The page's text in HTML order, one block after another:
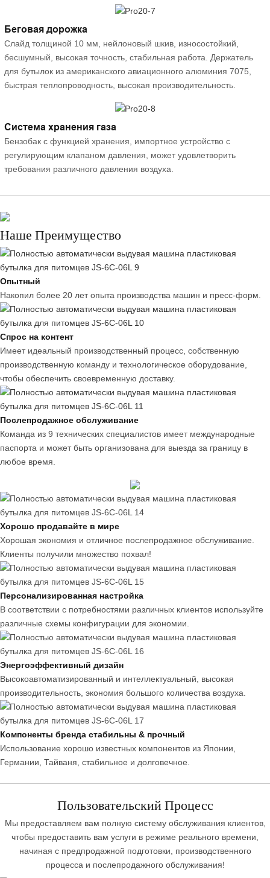
Беговая дорожка
Слайд толщиной 10 мм, нейлоновый шкив, износостойкий,
бесшумный, высокая точность, стабильная работа. Держатель
для бутылок из американского авиационного алюминия 7075,
быстрая теплопроводность, высокая производительность.
Система хранения газа
Бензобак с функцией хранения, импортное устройство с
регулирующим клапаном давления, может удовлетворить
требования различного давления воздуха.
Наше Преимущество
Опытный
Накопил более 20 лет опыта производства машин и пресс-форм.
Спрос на контент
Имеет идеальный производственный процесс, собственную
производственную команду и технологическое оборудование,
чтобы обеспечить своевременную доставку.
Послепродажное обслуживание
Команда из 9 технических специалистов имеет международные
паспорта и может быть организована для выезда за границу в
любое время.
Хорошо продавайте в мире
Хорошая экономия и отличное послепродажное обслуживание.
Клиенты получили множество похвал!
Персонализированная настройка
В соответствии с потребностями различных клиентов используйте
различные схемы конфигурации для экономии.
Энергоэффективный дизайн
Высокоавтоматизированный и интеллектуальный, высокая
производительность, экономия большого количества воздуха.
Компоненты бренда стабильны & прочный
Использование хорошо известных компонентов из Японии,
Германии, Тайваня, стабильное и долговечное.
Пользовательский Процесс
Мы предоставляем вам полную систему обслуживания клиентов,
чтобы предоставить вам услуги в режиме реального времени,
начиная с предпродажной подготовки, производственного
процесса и послепродажного обслуживания!